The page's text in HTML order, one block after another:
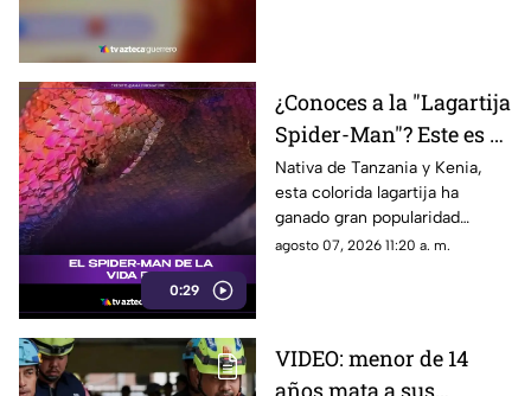
0:29
¿Conoces a la "Lagartija
Spider-Man"? Este es el
reptil con los colores
del superhéroe
Nativa de Tanzania y Kenia,
esta colorida lagartija ha
ganado gran popularidad
debido a su increíble parecido
agosto 07, 2026 11:20 a. m.
VIDEO: menor de 14
años mata a sus